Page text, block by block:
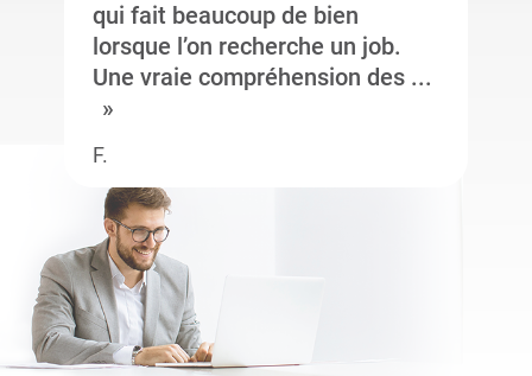
qui fait beaucoup de bien
lorsque l’on recherche un job.
Une vraie compréhension des ...
F.